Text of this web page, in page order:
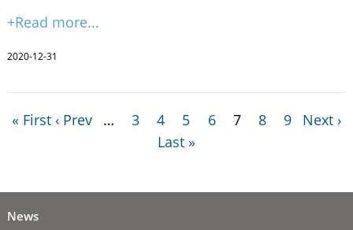
+Read more...
2020-12-31
« First ‹ Prev … 3 4 5 6 7 8 9
Next ›
Last »
News